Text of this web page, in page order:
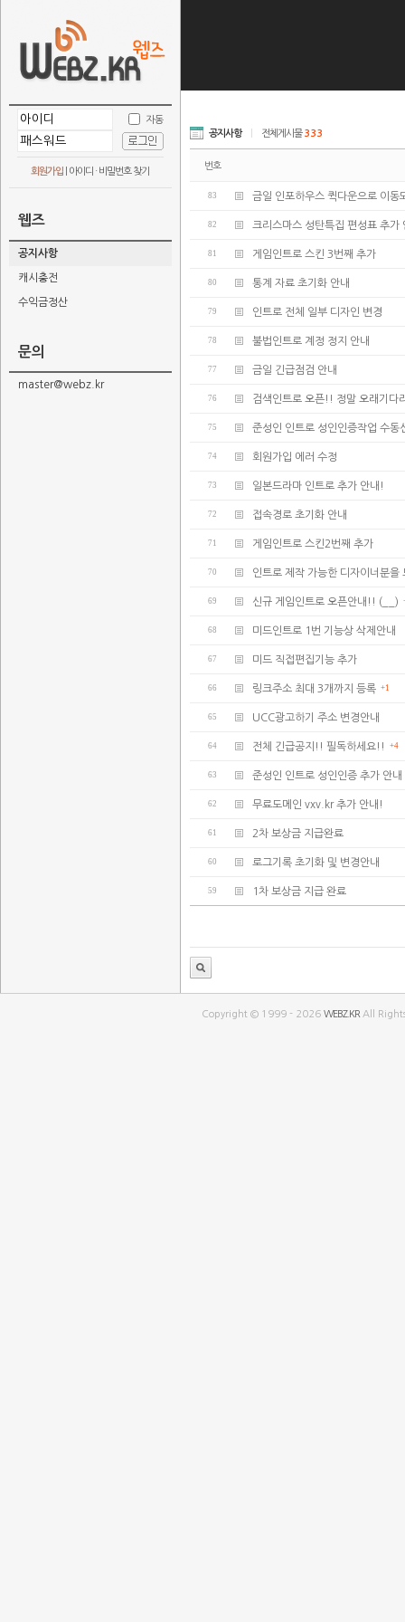
자동
회원가입 아이디 · 비밀번호 찾기
웹즈
공지사항
캐시충전
수익금정산
문의
master@webz.kr
공지사항 전체게시물333
번호
83 금일 인포하우스 퀵다운으로 이동
82 크리스마스 성탄특집 편성표 추가
81 게임인트로 스킨 3번째 추가
80 통계 자료 초기화 안내
79 인트로 전체 일부 디자인 변경
78 불법인트로 계정 정지 안내
77 금일 긴급점검 안내
76 검색인트로 오픈!! 정말 오래기다
75 준성인 인트로 성인인증작업 수동
74 회원가입 에러 수정
73 일본드라마 인트로 추가 안내!
72 접속경로 초기화 안내
71 게임인트로 스킨2번째 추가
70 인트로 제작 가능한 디자이너분
69 신규 게임인트로 오픈안내!! (__)
68 미드인트로 1번 기능상 삭제안내
67 미드 직접편집기능 추가
66 링크주소 최대 3개까지 등록 +1
65 UCC광고하기 주소 변경안내
64 전체 긴급공지!! 필독하세요!! +4
63 준성인 인트로 성인인증 추가 안
62 무료도메인 vxv.kr 추가 안내!
61 2차 보상금 지급완료
60 로그기록 초기화 및 변경안내
59 1차 보상금 지급 완료
Copyright © 1999 - 2026WEBZ.KR All